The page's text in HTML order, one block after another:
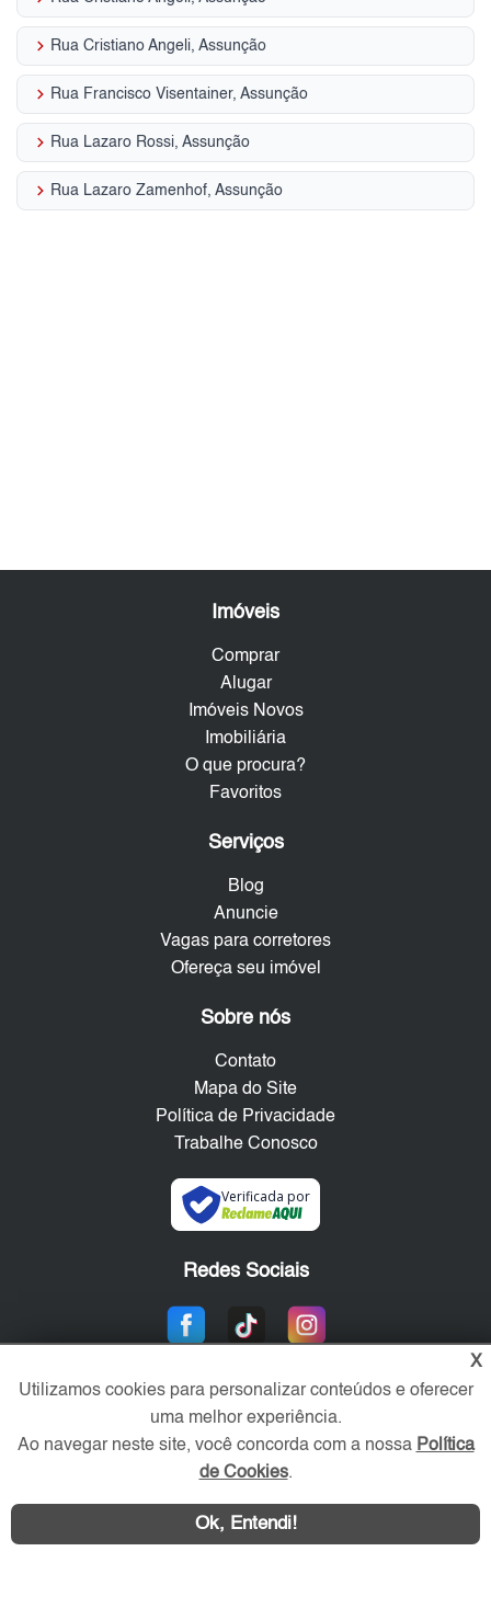
keyboard_arrow_right Rua Cristiano Angeli, Assunção
keyboard_arrow_right Rua Francisco Visentainer, Assunção
keyboard_arrow_right Rua Lazaro Rossi, Assunção
keyboard_arrow_right Rua Lazaro Zamenhof, Assunção
Imóveis
Comprar
Alugar
Imóveis Novos
Imobiliária
O que procura?
Favoritos
Serviços
Blog
Anuncie
Vagas para corretores
Ofereça seu imóvel
Sobre nós
Contato
Mapa do Site
Política de Privacidade
Trabalhe Conosco
Verificada por
Redes Sociais
acesse sua conta:
X
Utilizamos cookies para personalizar conteúdos e oferecer
uma melhor experiência.
Ao navegar neste site, você concorda com a nossa Política
de Cookies.
Ok, Entendi!